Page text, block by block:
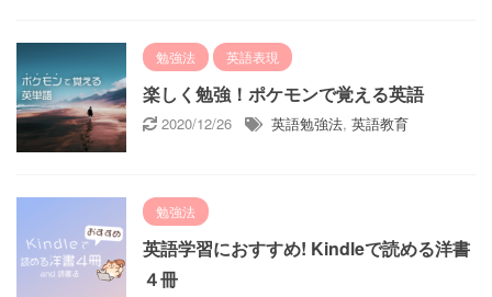
勉強法 英語表現
楽しく勉強！ポケモンで覚える英語
2020/12/26 英語勉強法, 英語教育
勉強法
英語学習におすすめ! Kindleで読める洋書
４冊